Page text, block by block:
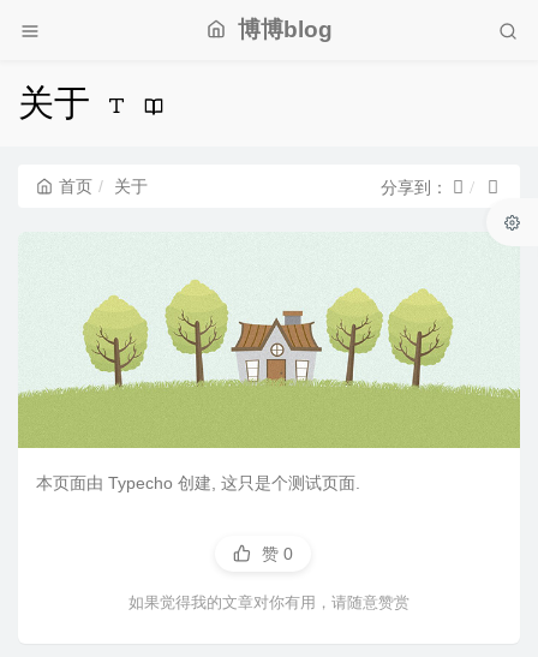
博博blog
关于
首页 关于 分享到：
本页面由 Typecho 创建, 这只是个测试页面.
赞 0
如果觉得我的文章对你有用，请随意赞赏